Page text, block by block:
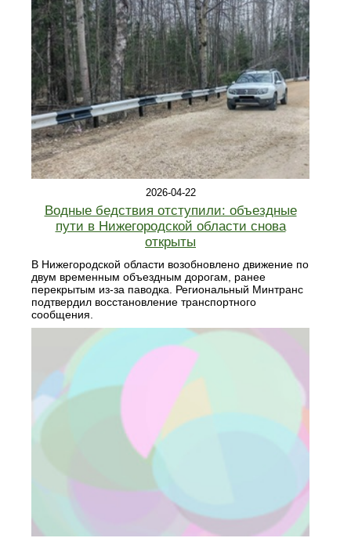
2026-04-22
Водные бедствия отступили: объездные
пути в Нижегородской области снова
открыты
В Нижегородской области возобновлено движение по
двум временным объездным дорогам, ранее
перекрытым из-за паводка. Региональный Минтранс
подтвердил восстановление транспортного
сообщения.